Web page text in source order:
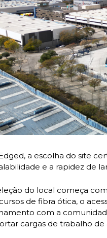
a escolha do site
e a rapidez de
do local começa
de fibra ótica, o
com a
cargas de trabalho